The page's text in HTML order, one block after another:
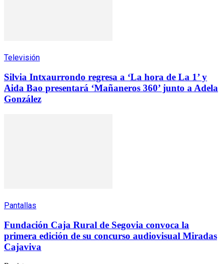
Televisión
Silvia Intxaurrondo regresa a ‘La hora de La 1’ y
Aida Bao presentará ‘Mañaneros 360’ junto a Adela
González
Pantallas
Fundación Caja Rural de Segovia convoca la
primera edición de su concurso audiovisual Miradas
Cajaviva